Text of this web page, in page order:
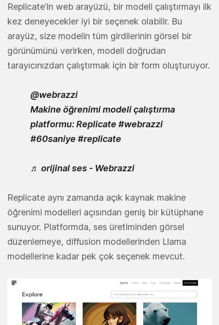
Replicate’in web arayüzü, bir modeli çalıştırmayı ilk
kez deneyecekler iyi bir seçenek olabilir. Bu
arayüz, size modelin tüm girdilerinin görsel bir
görünümünü verirken, modeli doğrudan
tarayıcınızdan çalıştırmak için bir form oluşturuyor.
@webrazzi
Makine öğrenimi modeli çalıştırma
platformu: Replicate #webrazzi
#60saniye #replicate
♬ orijinal ses - Webrazzi
Replicate aynı zamanda açık kaynak makine
öğrenimi modelleri açısından geniş bir kütüphane
sunuyor. Platformda, ses üretiminden görsel
düzenlemeye, diffusion modellerinden Llama
modellerine kadar pek çok seçenek mevcut.